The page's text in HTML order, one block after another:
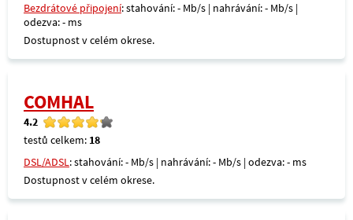
Bezdrátové připojení: stahování: - Mb/s | nahrávání: - Mb/s |
odezva: - ms
Dostupnost v celém okrese.
COMHAL
4.2
testů celkem: 18
DSL/ADSL: stahování: - Mb/s | nahrávání: - Mb/s | odezva: - ms
Dostupnost v celém okrese.